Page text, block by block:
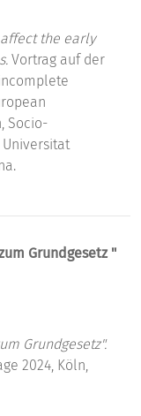
the early
Vortrag auf der
Socio-
Universitat
Grundgesetz "
Grundgesetz".
2024, Köln,